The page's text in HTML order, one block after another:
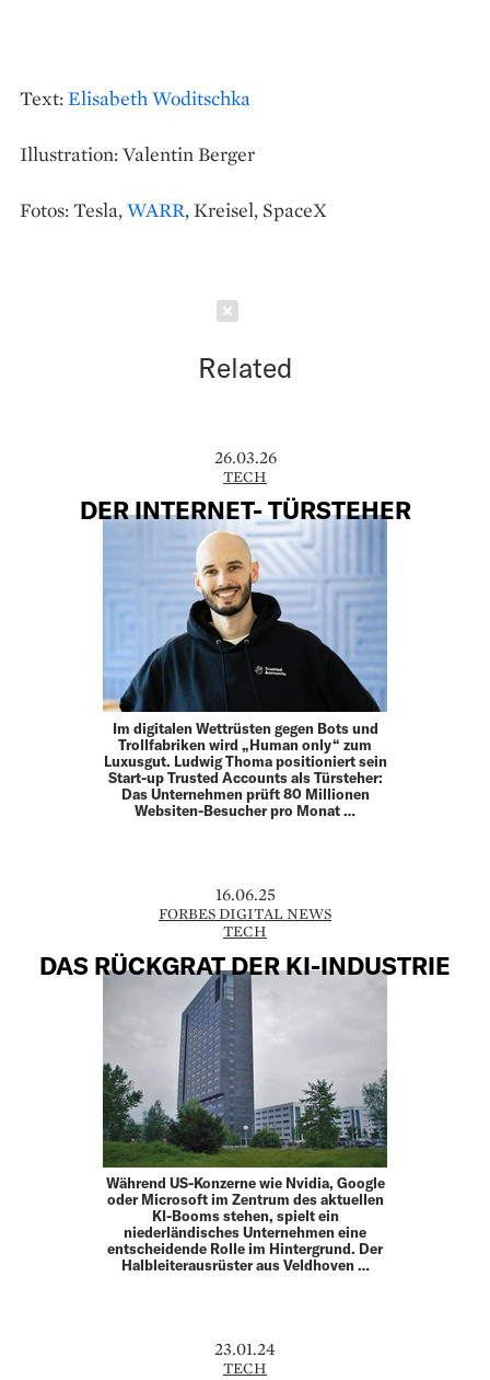
Text:Elisabeth Woditschka
Illustration: Valentin Berger
Fotos: Tesla,WARR, Kreisel, SpaceX
Related
26.03.26
TECH
DER INTERNET- TÜRSTEHER
Im digitalen Wettrüsten gegen Bots und
Trollfabriken wird „Human only“ zum
Luxusgut. Ludwig Thoma positioniert sein
Start-up Trusted Accounts als Türsteher:
Das Unternehmen prüft 80 Millionen
Websiten-Besucher pro Monat …
16.06.25
FORBES DIGITAL NEWS
TECH
DAS RÜCKGRAT DER KI-INDUSTRIE
Während US-Konzerne wie Nvidia, Google
oder Microsoft im Zentrum des aktuellen
KI-Booms stehen, spielt ein
niederländisches Unternehmen eine
entscheidende Rolle im Hintergrund. Der
Halbleiterausrüster aus Veldhoven …
23.01.24
TECH